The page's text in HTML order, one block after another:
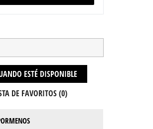
ESTÉ DISPONIBLE
DE FAVORITOS (0)